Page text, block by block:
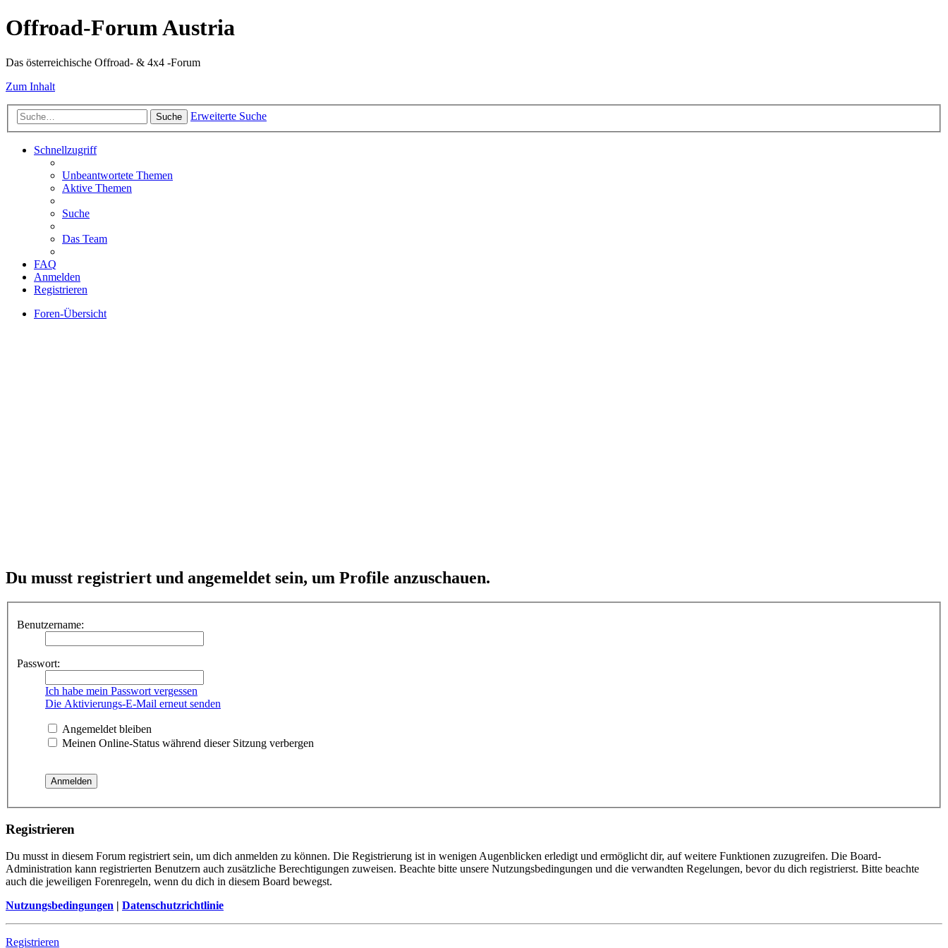
Offroad-Forum Austria
Das österreichische Offroad- & 4x4 -Forum
Zum Inhalt
Suche Erweiterte Suche
Schnellzugriff
Unbeantwortete Themen
Aktive Themen
Suche
Das Team
FAQ
Anmelden
Registrieren
Foren-Übersicht
Du musst registriert und angemeldet sein, um Profile anzuschauen.
Benutzername:
Passwort:
Ich habe mein Passwort vergessen
Die Aktivierungs-E-Mail erneut senden
Angemeldet bleiben
Meinen Online-Status während dieser Sitzung verbergen
Registrieren
Du musst in diesem Forum registriert sein, um dich anmelden zu können. Die Registrierung ist in wenigen Augenblicken erledigt und ermöglicht dir, auf weitere Funktionen zuzugreifen. Die Board-
Administration kann registrierten Benutzern auch zusätzliche Berechtigungen zuweisen. Beachte bitte unsere Nutzungsbedingungen und die verwandten Regelungen, bevor du dich registrierst. Bitte beachte
auch die jeweiligen Forenregeln, wenn du dich in diesem Board bewegst.
Nutzungsbedingungen | Datenschutzrichtlinie
Registrieren